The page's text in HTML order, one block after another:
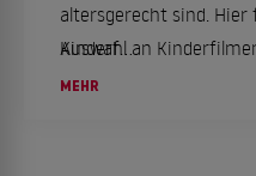
altersgerecht sind. Hier
Auswahl an
Altersbeschränkung für
Kinderf...
MEHR